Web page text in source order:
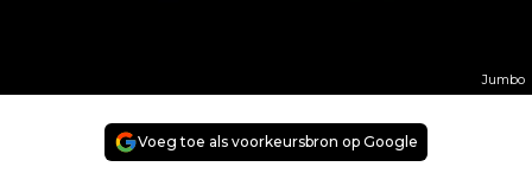
Jumbo
Voeg toe als voorkeursbron op Google